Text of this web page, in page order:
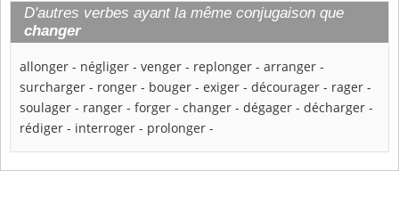
D'autres verbes ayant la même conjugaison que
changer
allonger - négliger - venger - replonger - arranger -
surcharger - ronger - bouger - exiger - décourager - rager -
soulager - ranger - forger - changer - dégager - décharger -
rédiger - interroger - prolonger -